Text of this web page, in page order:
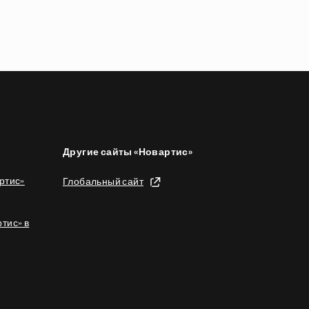
в
Другие сайты «Новартис»
Глобальный сайт